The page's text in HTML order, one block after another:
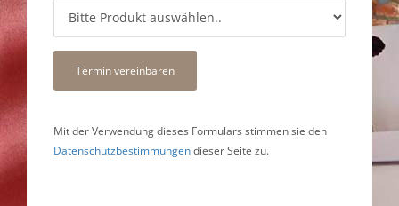
Termin vereinbaren
Mit der Verwendung dieses Formulars stimmen sie den
Datenschutzbestimmungendieser Seite zu.